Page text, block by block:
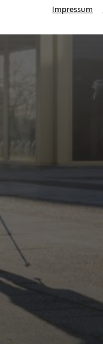
Impressum